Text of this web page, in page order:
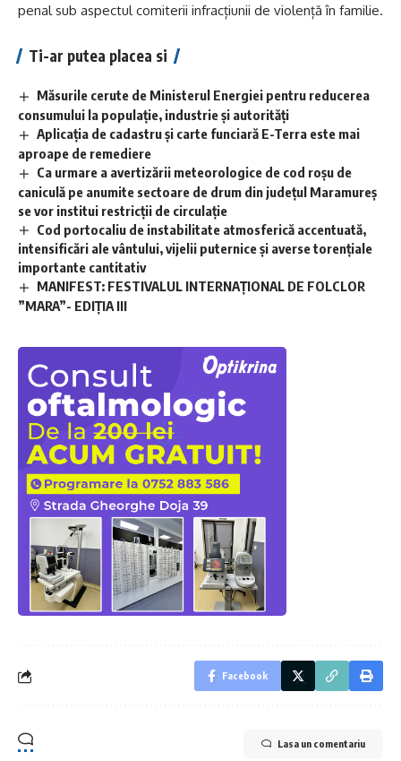
penal sub aspectul comiterii infracțiunii de violență în familie.
Ti-ar putea placea si
Măsurile cerute de Ministerul Energiei pentru reducerea
consumului la populație, industrie și autorități
Aplicaţia de cadastru şi carte funciară E-Terra este mai
aproape de remediere
Ca urmare a avertizării meteorologice de cod roșu de
caniculă pe anumite sectoare de drum din județul Maramureș
se vor institui restricții de circulație
Cod portocaliu de instabilitate atmosferică accentuată,
intensificări ale vântului, vijelii puternice și averse torențiale
importante cantitativ
MANIFEST: FESTIVALUL INTERNAȚIONAL DE FOLCLOR
”MARA”- EDIȚIA III
Facebook
Lasa un comentariu